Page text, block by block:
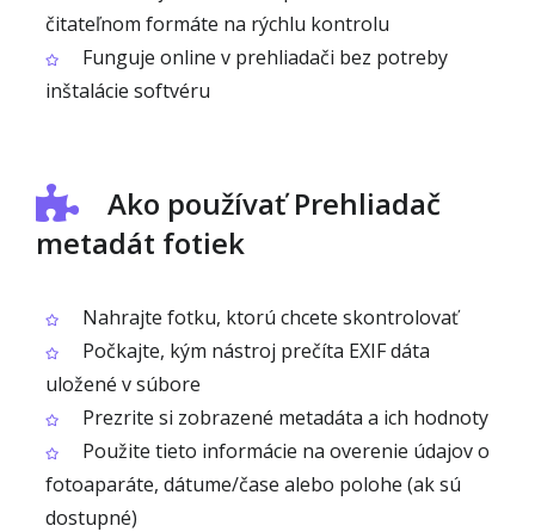
čitateľnom formáte na rýchlu kontrolu
Funguje online v prehliadači bez potreby
inštalácie softvéru
Ako používať Prehliadač
metadát fotiek
Nahrajte fotku, ktorú chcete skontrolovať
Počkajte, kým nástroj prečíta EXIF dáta
uložené v súbore
Prezrite si zobrazené metadáta a ich hodnoty
Použite tieto informácie na overenie údajov o
fotoaparáte, dátume/čase alebo polohe (ak sú
dostupné)